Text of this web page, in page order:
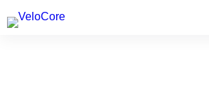
Agenturen & Webdesigner